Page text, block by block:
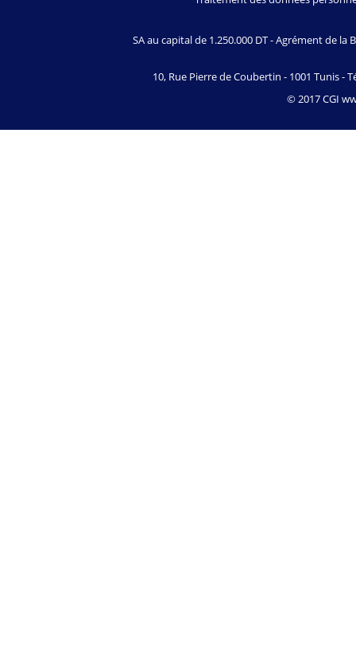
SA au capital de 1.250.000 DT - Agrément de la
10, Rue Pierre de Coubertin - 1001 Tunis -
© 2017 CGI